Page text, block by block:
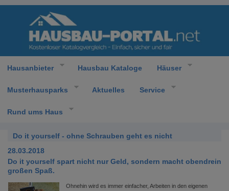
Hausanbieter Hausbau Kataloge Häuser
Musterhausparks Aktuelles Service
Rund ums Haus
Do it yourself - ohne Schrauben geht es nicht
28.03.2018
Do it yourself spart nicht nur Geld, sondern macht obendrein
großen Spaß.
Ohnehin wird es immer einfacher, Arbeiten in den eigenen